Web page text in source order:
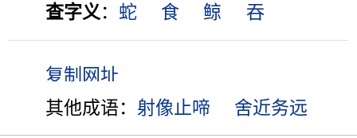
查字义 ： 蛇 食 鲸 吞
其他成语： 射像止啼 舍近务远